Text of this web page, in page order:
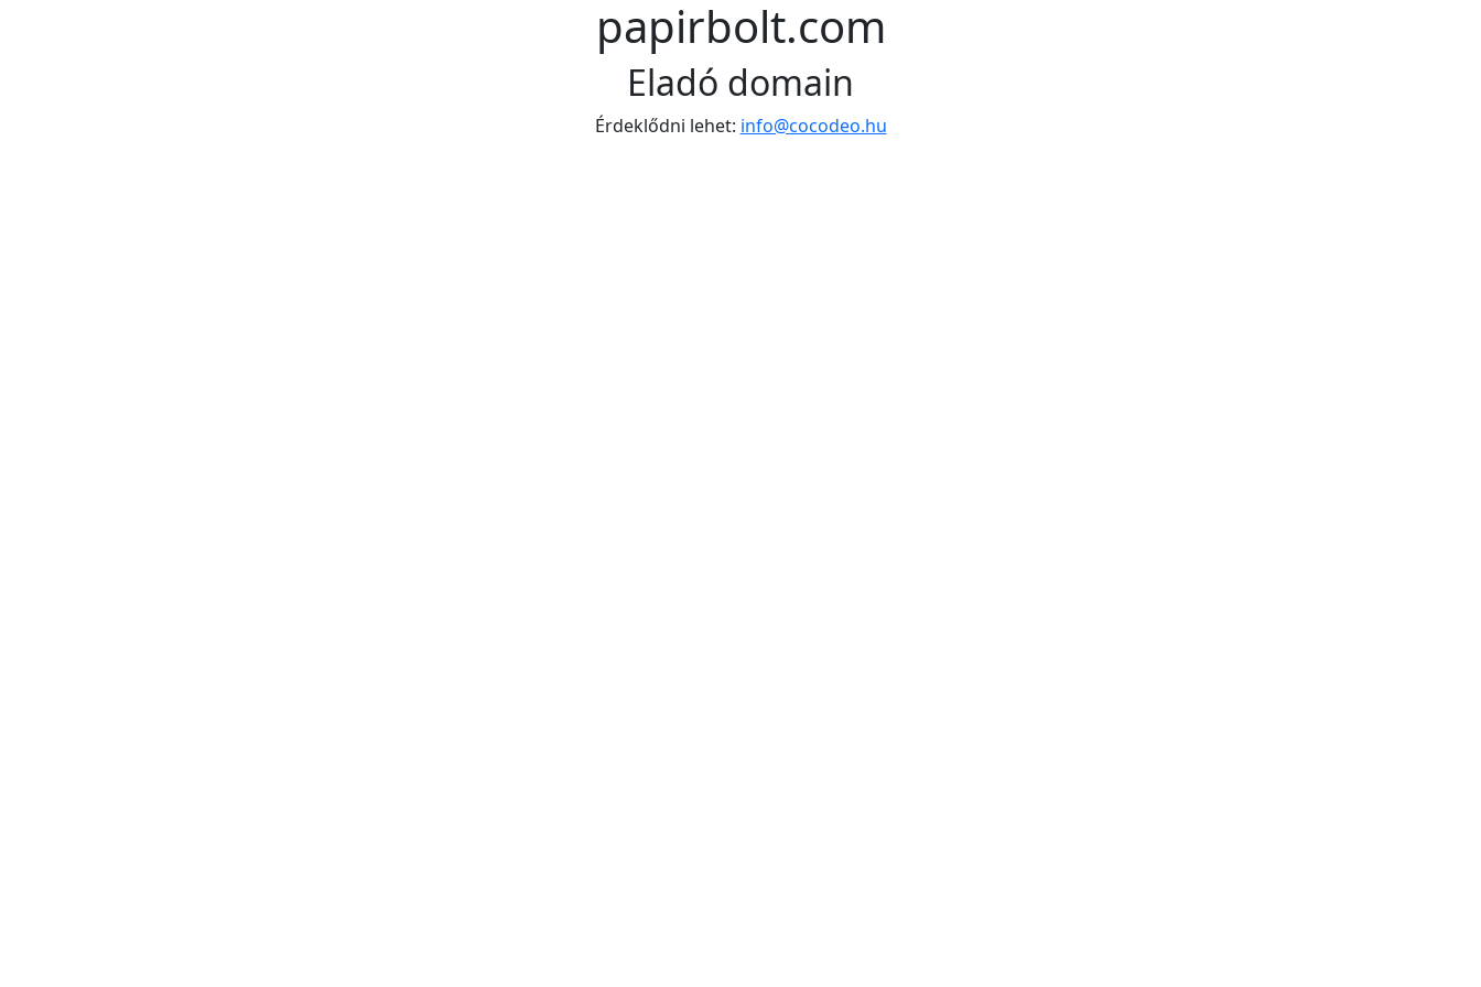
papirbolt.com
Eladó domain
Érdeklődni lehet: info@cocodeo.hu